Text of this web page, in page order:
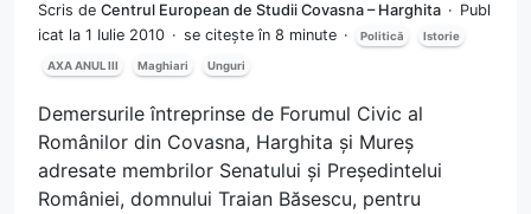
Scris de Centrul European de Studii Covasna – Harghita
Publ
icat la 1 Iulie 2010
se citește în 8 minute Politică Istorie
AXA ANUL III Maghiari Unguri
Demersurile întreprinse de Forumul Civic al
Românilor din Covasna, Harghita și Mureș
adresate membrilor Senatului și Președintelui
României, domnului Traian Băsescu, pentru